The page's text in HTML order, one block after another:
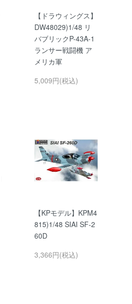
【ドラウィングス】
DW48029)1/48 リ
バブリックP-43A-1
ランサー戦闘機 ア
メリカ軍
5,009円(税込)
【KPモデル】KPM4
815)1/48 SIAI SF-2
60D
3,366円(税込)